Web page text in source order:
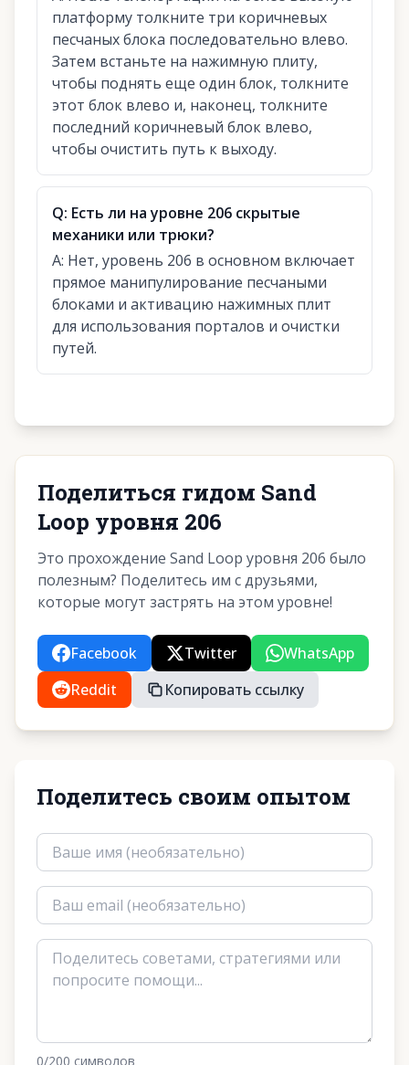
платформу толкните три коричневых
песчаных блока последовательно влево.
Затем встаньте на нажимную плиту,
чтобы поднять еще один блок, толкните
этот блок влево и, наконец, толкните
последний коричневый блок влево,
чтобы очистить путь к выходу.
Q: Есть ли на уровне 206 скрытые
механики или трюки?
A: Нет, уровень 206 в основном включает
прямое манипулирование песчаными
блоками и активацию нажимных плит
для использования порталов и очистки
путей.
Поделиться гидом Sand
Loop уровня 206
Это прохождение Sand Loop уровня 206 было
полезным? Поделитесь им с друзьями,
которые могут застрять на этом уровне!
Facebook Twitter
WhatsApp
Reddit
Копировать ссылку
Поделитесь своим опытом
0/200 символов